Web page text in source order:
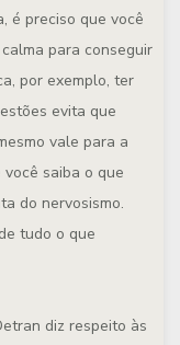
é preciso que você
para conseguir
por exemplo, ter
evita que
vale para a
saiba o que
do nervosismo.
tudo o que
diz respeito às